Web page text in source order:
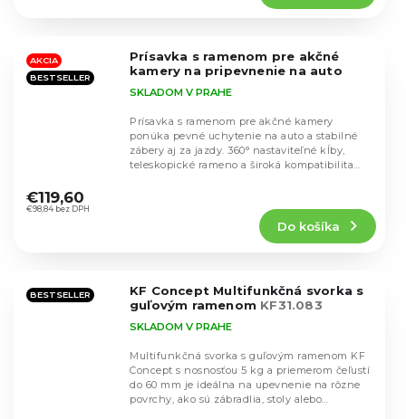
hviezdičiek.
AKCIA
BESTSELLER
Prísavka s ramenom pre akčné
kamery na pripevnenie na auto
hodnotenie
produktu
hviezdičiek.
SKLADOM V PRAHE
€98,84 bez DPH
€119,60
Do košíka
Prísavka s ramenom pre akčné kamery
ponúka pevné uchytenie na auto a stabilné
zábery aj za jazdy. 360° nastaviteľné kĺby,
teleskopické rameno a široká kompatibilita
BESTSELLER
KF Concept Multifunkčná svorka s
guľovým ramenom KF31.083
SKLADOM V PRAHE
Multifunkčná svorka s guľovým ramenom KF
Concept s nosnosťou 5 kg a priemerom čeľustí
do 60 mm je ideálna na upevnenie na rôzne
povrchy, ako sú zábradlia, stoly alebo